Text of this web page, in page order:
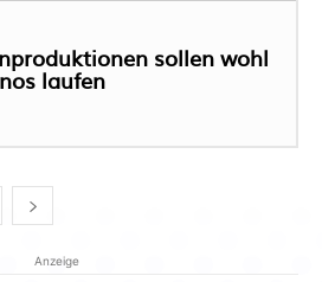
sollen wohl
laufen
Anzeige